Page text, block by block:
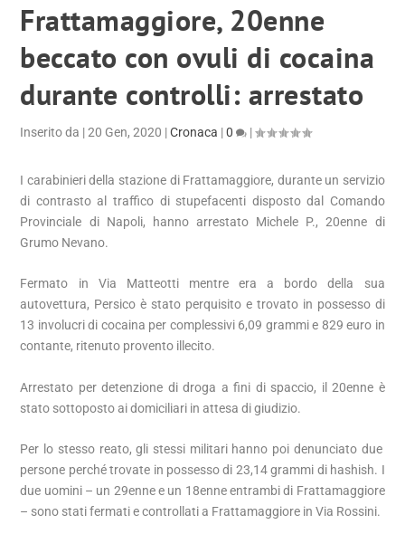
Frattamaggiore, 20enne
beccato con ovuli di cocaina
durante controlli: arrestato
Inserito da |20 Gen, 2020 |Cronaca |0 |
I carabinieri della stazione di Frattamaggiore, durante un servizio
di contrasto al traffico di stupefacenti disposto dal Comando
Provinciale di Napoli, hanno arrestato Michele P., 20enne di
Grumo Nevano.
Fermato in Via Matteotti mentre era a bordo della sua
autovettura, Persico è stato perquisito e trovato in possesso di
13 involucri di cocaina per complessivi 6,09 grammi e 829 euro in
contante, ritenuto provento illecito.
Arrestato per detenzione di droga a fini di spaccio, il 20enne è
stato sottoposto ai domiciliari in attesa di giudizio.
Per lo stesso reato, gli stessi militari hanno poi denunciato due
persone perché trovate in possesso di 23,14 grammi di hashish. I
due uomini – un 29enne e un 18enne entrambi di Frattamaggiore
– sono stati fermati e controllati a Frattamaggiore in Via Rossini.